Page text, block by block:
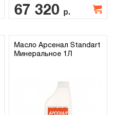
67 320 р.
Масло Арсенал Standart
Минеральное 1Л